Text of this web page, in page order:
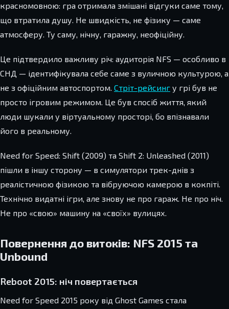
красномовною: гра отримала змішані відгуки саме тому,
що втратила душу. Не швидкість, не фізику — саме
атмосферу. Ту саму, нічну, гаражну, неофіційну.
Це підтвердило важливу річ: аудиторія NFS — особливо в
СНД — ідентифікувала себе саме з вуличною культурою, а
не з офіційним автоспортом. Стріт-рейсинг у грі був не
просто ігровим режимом. Це був спосіб життя, який
люди шукали у віртуальному просторі, бо впізнавали
його в реальному.
Need for Speed: Shift (2009) та Shift 2: Unleashed (2011)
пішли в іншу сторону — в симулятори трек-днів з
реалістичною фізикою та вібруючою камерою в кокпіті.
Технічно видатні ігри, але знову не про гараж. Не про ніч.
Не про «свою» машину на «своїх» вулицях.
Повернення до витоків: NFS 2015 та
Unbound
Reboot 2015: ніч повертається
Need for Speed 2015 року від Ghost Games стала